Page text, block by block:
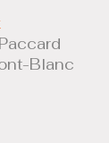
Blanc